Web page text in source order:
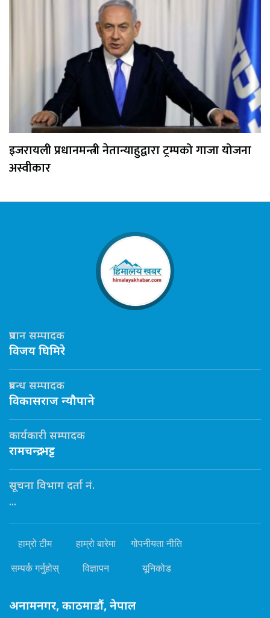
इजरायली प्रधानमन्त्री नेतान्याहुद्वारा ट्रम्पको गाजा योजना
अस्वीकार
प्रधान सम्पादक
विजय घिमिरे
प्रबन्ध सम्पादक
विकासराज न्यौपाने
कार्यकारी सम्पादक
रामचन्द्र भट्ट
सूचना विभाग दर्ता नं.
...
हाम्रो टीम हाम्रो बारेमा गोपनीयता नीति
सम्पर्क गर्नुहोस् विज्ञापन यूनिकोड
अनामनगर, काठमाडौं, नेपाल